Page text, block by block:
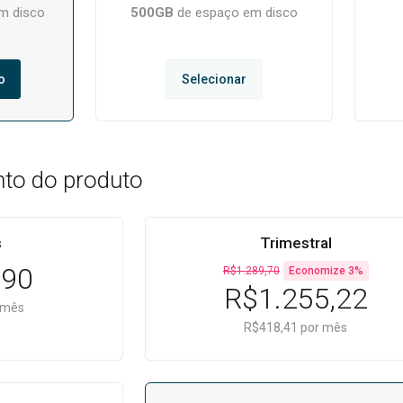
disco 500GB de espaço em disco
Selecionar
do produto
Trimestral
R$1.289,70 Economize 3%
R$1.255,22
R$418,41 por mês